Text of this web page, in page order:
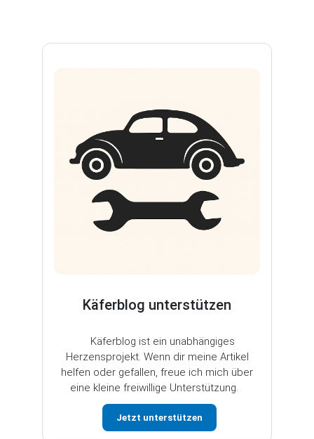
Käferblog unterstützen
Käferblog ist ein unabhängiges
Herzensprojekt. Wenn dir meine Artikel
helfen oder gefallen, freue ich mich über
eine kleine freiwillige Unterstützung.
Jetzt unterstützen